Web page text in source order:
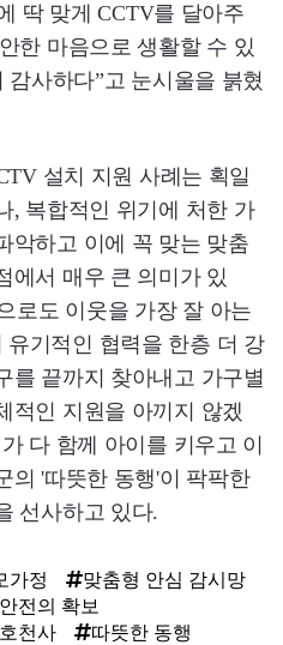
딱 맞게 CCTV를 달아주
한 마음으로 생활할 수 있
사하다”고 눈시울을 붉혔
설치 지원 사례는 획일
, 복합적인 위기에 처한 가
악하고 이에 꼭 맞는 맞춤
에서 매우 큰 의미가 있
로도 이웃을 가장 잘 아는
기적인 협력을 한층 더 강
를 끝까지 찾아내고 가구별
적인 지원을 아끼지 않겠
다 함께 아이를 키우고 이
의 '따뜻한 동행'이 팍팍한
선사하고 있다.
가정
맞춤형 안심 감시망
안전의 확보
천사 따뜻한 동행